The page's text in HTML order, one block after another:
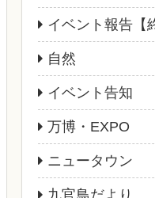
イベント報告【
自然
イベント告知
万博・EXPO
ニュータウン